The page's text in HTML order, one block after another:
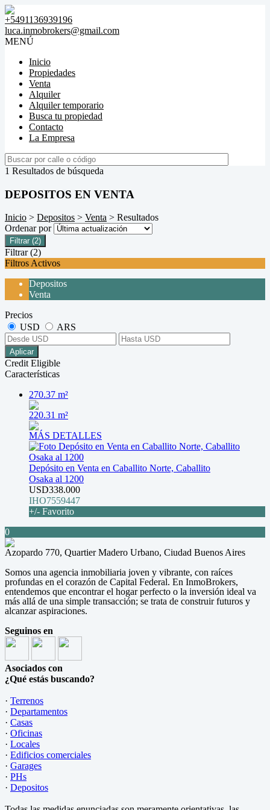
+5491136939196
luca.inmobrokers@gmail.com
MENÚ
Inicio
Propiedades
Venta
Alquiler
Alquiler temporario
Busca tu propiedad
Contacto
La Empresa
1 Resultados de búsqueda
DEPOSITOS EN VENTA
Inicio > Depositos > Venta > Resultados
Ordenar por
Filtrar (2)
Filtrar (2)
Filtros Activos
Depositos
Venta
Precios
USD
ARS
Aplicar
Credit Eligible
Características
270.37 m²
220.31 m²
MÁS DETALLES
Depósito en Venta en Caballito Norte, Caballito
Osaka al 1200
USD338.000
IHO7559447
+/- Favorito
0
Azopardo 770, Quartier Madero Urbano, Ciudad Buenos Aires
Somos una agencia inmobiliaria joven y vibrante, con raíces
profundas en el corazón de Capital Federal. En InmoBrokers,
entendemos que encontrar el hogar perfecto o la inversión ideal va
más allá de una simple transacción; se trata de construir futuros y
alcanzar aspiraciones.
Seguinos en
Asociados con
¿Qué estás buscando?
· Terrenos
· Departamentos
· Casas
· Oficinas
· Locales
· Edificios comerciales
· Garages
· PHs
· Depositos